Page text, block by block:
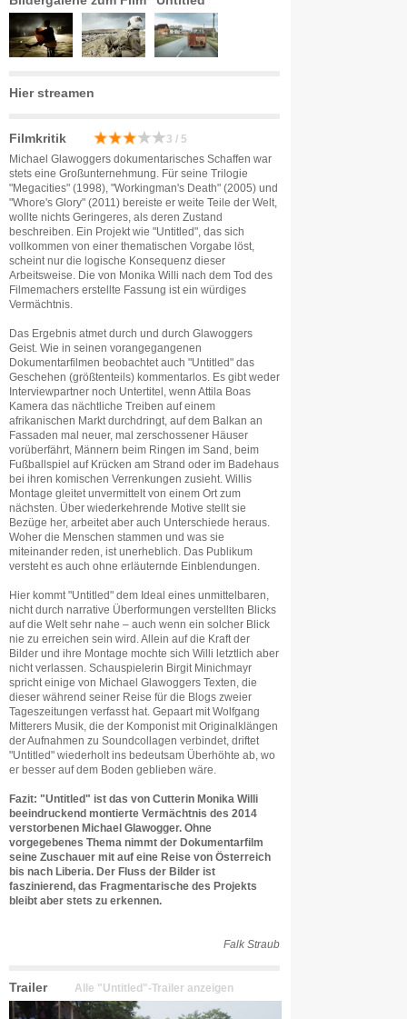
Hier streamen
Filmkritik 3 / 5
Michael Glawoggers dokumentarisches Schaffen war
stets eine Großunternehmung. Für seine Trilogie
"Megacities" (1998), "Workingman's Death" (2005) und
"Whore's Glory" (2011) bereiste er weite Teile der Welt,
wollte nichts Geringeres, als deren Zustand
beschreiben. Ein Projekt wie "Untitled", das sich
vollkommen von einer thematischen Vorgabe löst,
scheint nur die logische Konsequenz dieser
Arbeitsweise. Die von Monika Willi nach dem Tod des
Filmemachers erstellte Fassung ist ein würdiges
Vermächtnis.
Das Ergebnis atmet durch und durch Glawoggers
Geist. Wie in seinen vorangegangenen
Dokumentarfilmen beobachtet auch "Untitled" das
Geschehen (größtenteils) kommentarlos. Es gibt weder
Interviewpartner noch Untertitel, wenn Attila Boas
Kamera das nächtliche Treiben auf einem
afrikanischen Markt durchdringt, auf dem Balkan an
Fassaden mal neuer, mal zerschossener Häuser
vorüberfährt, Männern beim Ringen im Sand, beim
Fußballspiel auf Krücken am Strand oder im Badehaus
bei ihren komischen Verrenkungen zusieht. Willis
Montage gleitet unvermittelt von einem Ort zum
nächsten. Über wiederkehrende Motive stellt sie
Bezüge her, arbeitet aber auch Unterschiede heraus.
Woher die Menschen stammen und was sie
miteinander reden, ist unerheblich. Das Publikum
versteht es auch ohne erläuternde Einblendungen.
Hier kommt "Untitled" dem Ideal eines unmittelbaren,
nicht durch narrative Überformungen verstellten Blicks
auf die Welt sehr nahe – auch wenn ein solcher Blick
nie zu erreichen sein wird. Allein auf die Kraft der
Bilder und ihre Montage mochte sich Willi letztlich aber
nicht verlassen. Schauspielerin Birgit Minichmayr
spricht einige von Michael Glawoggers Texten, die
dieser während seiner Reise für die Blogs zweier
Tageszeitungen verfasst hat. Gepaart mit Wolfgang
Mitterers Musik, die der Komponist mit Originalklängen
der Aufnahmen zu Soundcollagen verbindet, driftet
"Untitled" wiederholt ins bedeutsam Überhöhte ab, wo
er besser auf dem Boden geblieben wäre.
Fazit: "Untitled" ist das von Cutterin Monika Willi
beeindruckend montierte Vermächtnis des 2014
verstorbenen Michael Glawogger. Ohne
vorgegebenes Thema nimmt der Dokumentarfilm
seine Zuschauer mit auf eine Reise von Österreich
bis nach Liberia. Der Fluss der Bilder ist
faszinierend, das Fragmentarische des Projekts
bleibt aber stets zu erkennen.
Falk Straub
Trailer Alle "Untitled"-Trailer anzeigen